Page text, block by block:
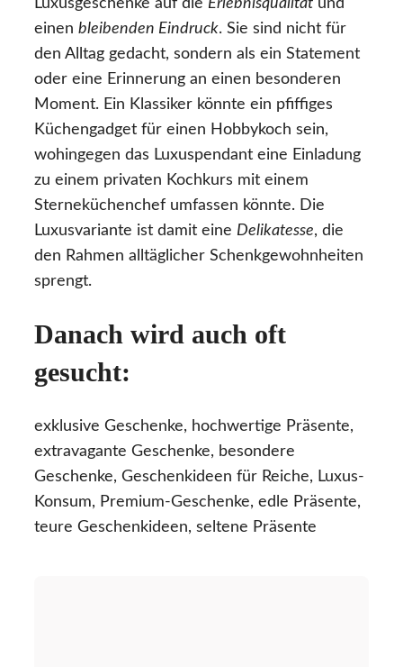
einen bleibenden Eindruck. Sie sind nicht für
den Alltag gedacht, sondern als ein Statement
oder eine Erinnerung an einen besonderen
Moment. Ein Klassiker könnte ein pfiffiges
Küchengadget für einen Hobbykoch sein,
wohingegen das Luxuspendant eine Einladung
zu einem privaten Kochkurs mit einem
Sterneküchenchef umfassen könnte. Die
Luxusvariante ist damit eine Delikatesse, die
den Rahmen alltäglicher Schenkgewohnheiten
sprengt.
Danach wird auch oft
gesucht:
exklusive Geschenke, hochwertige Präsente,
extravagante Geschenke, besondere
Geschenke, Geschenkideen für Reiche, Luxus-
Konsum, Premium-Geschenke, edle Präsente,
teure Geschenkideen, seltene Präsente